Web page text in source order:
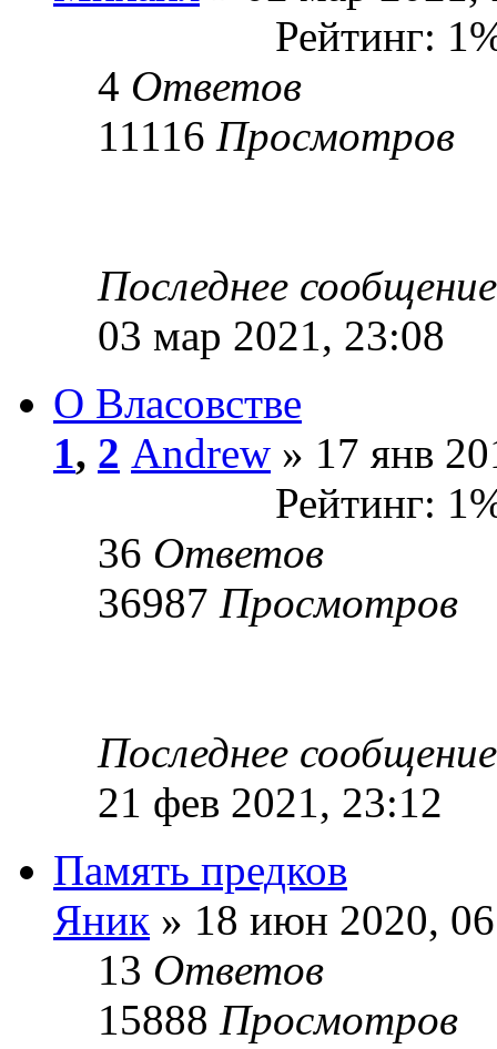
Рейтинг:
4 Ответов
11116 Просмотров
Последнее
03 мар 2021, 23:08
О Власовстве
1, 2 Andrew » 17 янв
Рейтинг:
36 Ответов
36987 Просмотров
Последнее
21 фев 2021, 23:12
Память предков
Яник » 18 июн 2020,
13 Ответов
15888 Просмотров